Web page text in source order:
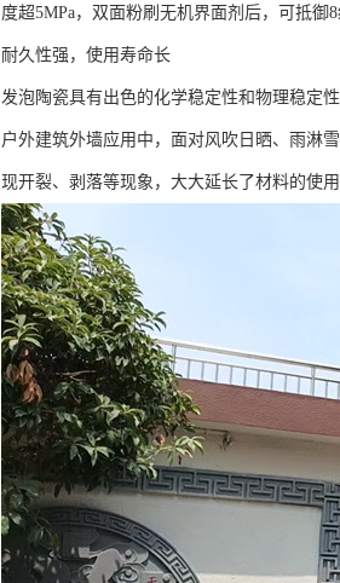
度超5MPa，双面粉刷无机界面剂后，可抵
耐久性强，使用寿命长
发泡陶瓷具有出色的化学稳定性和物理稳定
户外建筑外墙应用中，面对风吹日晒、雨淋
现开裂、剥落等现象，大大延长了材料的使